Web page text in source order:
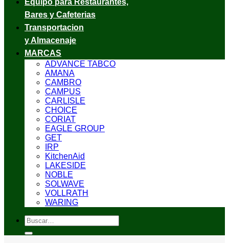
Equipo para Restaurantes,
Bares y Cafeterias
Transportacion
y Almacenaje
MARCAS
ADVANCE TABCO
AMANA
CAMBRO
CAMPUS
CARLISLE
CHOICE
CORIAT
EAGLE GROUP
GET
IRP
KitchenAid
LAKESIDE
NOBLE
SOLWAVE
VOLLRATH
WARING
Buscar
por: